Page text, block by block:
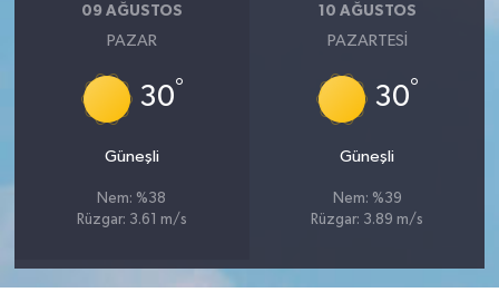
09 AĞUSTOS
PAZAR
30°
Güneşli
Nem: %38
Rüzgar: 3.61 m/s
10 AĞUSTOS
PAZARTESI
30°
Güneşli
Nem: %39
Rüzgar: 3.89 m/s
Düzce Müftülüğü
Edirne Müftülüğü
Elazığ Müftülüğü
Erzincan Müftülüğü
YAŞAM